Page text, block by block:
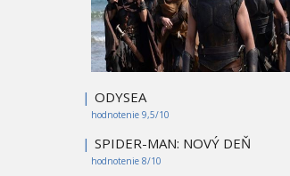
| ODYSEA
hodnotenie 9,5/10
| SPIDER-MAN: NOVÝ DEŇ
hodnotenie 8/10